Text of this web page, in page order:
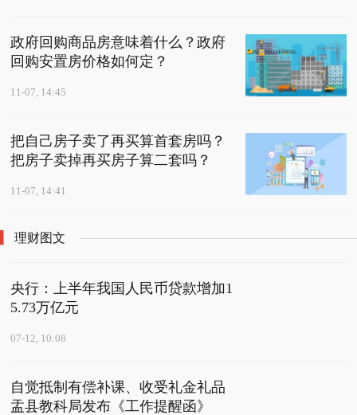
政府回购商品房意味着什么？政府
回购安置房价格如何定？
11-07, 14:45
把自己房子卖了再买算首套房吗？
把房子卖掉再买房子算二套吗？
11-07, 14:41
理财图文
央行：上半年我国人民币贷款增加1
5.73万亿元
07-12, 10:08
自觉抵制有偿补课、收受礼金礼品
盂县教科局发布《工作提醒函》